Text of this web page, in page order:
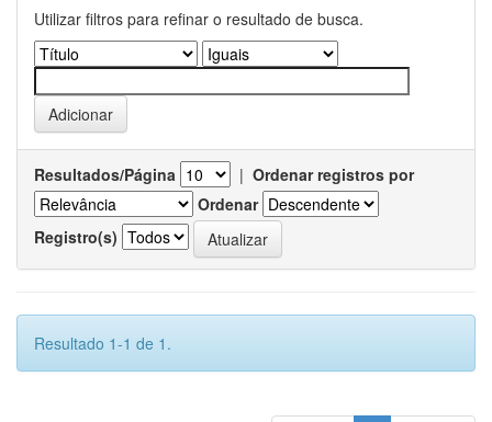
Utilizar filtros para refinar o resultado de busca.
Resultados/Página | Ordenar registros por
Ordenar
Registro(s)
Resultado 1-1 de 1.